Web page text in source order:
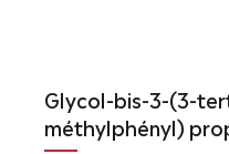
Glycol-bis-3-(3-
méthylphényl)